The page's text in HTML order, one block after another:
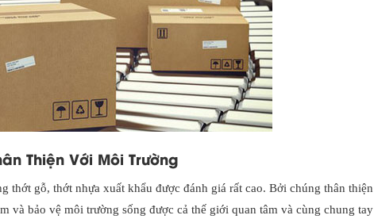
Thiện Với Môi Trường
thớt gỗ, thớt nhựa xuất khẩu được đánh giá rất cao. Bởi chúng thân thiện
và bảo vệ môi trường sống được cả thế giới quan tâm và cùng chung tay